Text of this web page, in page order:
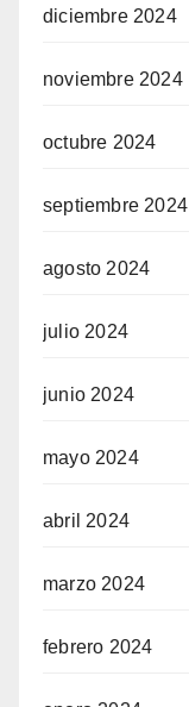
diciembre 2024
noviembre 2024
octubre 2024
septiembre 2024
agosto 2024
julio 2024
junio 2024
mayo 2024
abril 2024
marzo 2024
febrero 2024